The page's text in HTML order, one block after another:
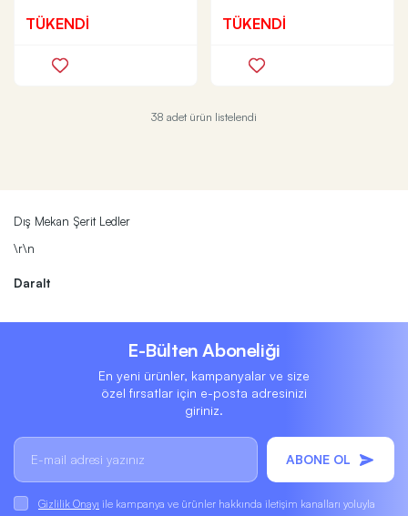
TÜKENDİ TÜKENDİ
38 adet ürün listelendi
Dış Mekan Şerit Ledler
\r\n
Daralt
E-Bülten Aboneliği
En yeni ürünler, kampanyalar ve size
özel fırsatlar için e-posta adresinizi
giriniz.
ABONE OL
Gizlilik Onayı ile kampanya ve ürünler hakkında iletişim kanalları yoluyla